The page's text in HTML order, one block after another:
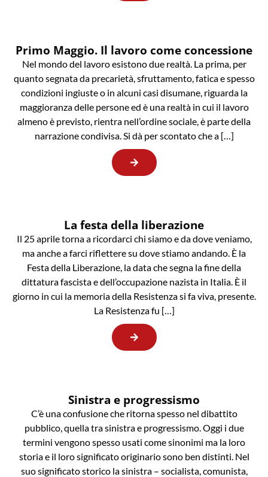
Primo Maggio. Il lavoro come concessione
Nel mondo del lavoro esistono due realtà. La prima, per
quanto segnata da precarietà, sfruttamento, fatica e spesso
condizioni ingiuste o in alcuni casi disumane, riguarda la
maggioranza delle persone ed è una realtà in cui il lavoro
almeno è previsto, rientra nell’ordine sociale, è parte della
narrazione condivisa. Si dà per scontato che a […]
La festa della liberazione
Il 25 aprile torna a ricordarci chi siamo e da dove veniamo,
ma anche a farci riflettere su dove stiamo andando. È la
Festa della Liberazione, la data che segna la fine della
dittatura fascista e dell’occupazione nazista in Italia. È il
giorno in cui la memoria della Resistenza si fa viva, presente.
La Resistenza fu […]
Sinistra e progressismo
C’è una confusione che ritorna spesso nel dibattito
pubblico, quella tra sinistra e progressismo. Oggi i due
termini vengono spesso usati come sinonimi ma la loro
storia e il loro significato originario sono ben distinti. Nel
suo significato storico la sinistra – socialista, comunista,